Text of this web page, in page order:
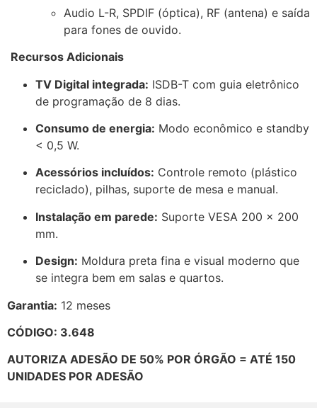
Audio L-R, SPDIF (óptica), RF (antena) e saída
para fones de ouvido.
Recursos Adicionais
TV Digital integrada: ISDB-T com guia eletrônico
de programação de 8 dias.
Consumo de energia: Modo econômico e standby
< 0,5 W.
Acessórios incluídos: Controle remoto (plástico
reciclado), pilhas, suporte de mesa e manual.
Instalação em parede: Suporte VESA 200 × 200
mm.
Design: Moldura preta fina e visual moderno que
se integra bem em salas e quartos.
Garantia: 12 meses
CÓDIGO: 3.648
AUTORIZA ADESÃO DE 50% POR ÓRGÃO = ATÉ 150
UNIDADES POR ADESÃO